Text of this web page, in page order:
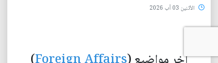
الأثنين 03 آب 2026